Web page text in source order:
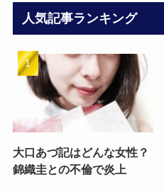
人気記事ランキング
大口あづ記はどんな女性？
錦織圭との不倫で炎上